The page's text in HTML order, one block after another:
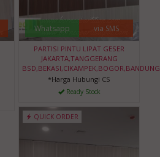
Whatsapp via SMS
PARTISI PINTU LIPAT GESER
JAKARTA,TANGGERANG
*Harga Hubungi CS
Ready Stock
QUICK ORDER